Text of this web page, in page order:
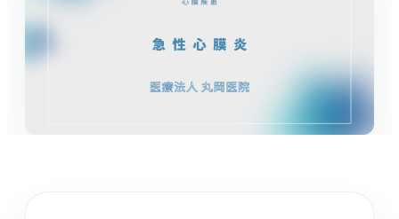
月経や更年期など女性特有のお悩みに寄り添いま